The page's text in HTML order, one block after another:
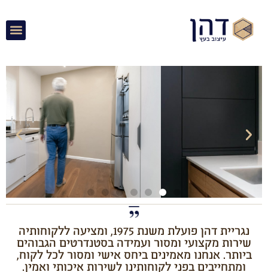
נגריית דהן פועלת משנת 1975, ומציעה ללקוחותיה
שירות מקצועי ומסור ועמידה בסטנדרטים הגבוהים
ביותר. אנחנו מאמינים ביחס אישי ומסור לכל לקוח,
ומתחייבים בפני לקוחותינו לשירות איכותי ואמין.